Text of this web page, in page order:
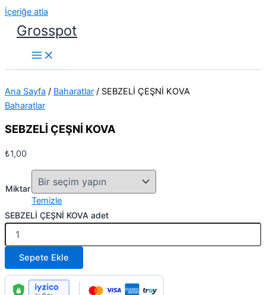
İçeriğe atla
Grosspot
Ana Sayfa / Baharatlar / SEBZELİ ÇEŞNİ KOVA
Baharatlar
SEBZELİ ÇEŞNİ KOVA
₺1,00
Miktar
Temizle
SEBZELİ ÇEŞNİ KOVA adet
Sepete Ekle